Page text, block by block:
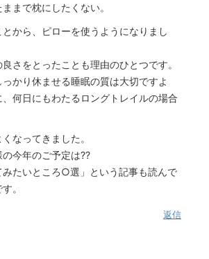
まで枕にしたくない。
とから、ピローを使うようになりまし
さをとったことも理由のひとつです。
かり休ませる睡眠の質は大切ですよ
、何日にもわたるロングトレイルの場合
なってきました。
の今年のご予定は??
みたいところ○選」という記事も読んで
。
返信